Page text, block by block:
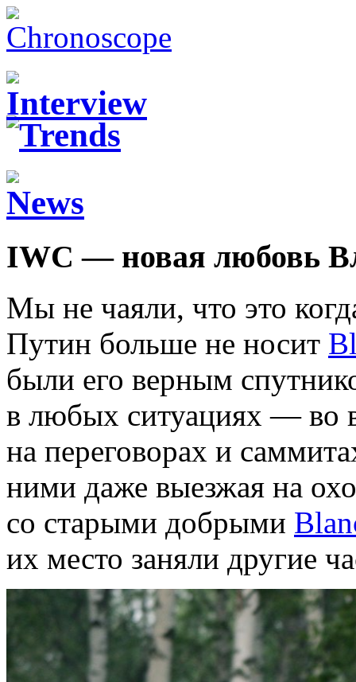
IWC — новая любовь
Мы не чаяли, что это
Путин больше не носит
были его верным
в любых ситуациях — во
на переговорах и
ними даже выезжая на
со старыми добрыми
их место заняли другие